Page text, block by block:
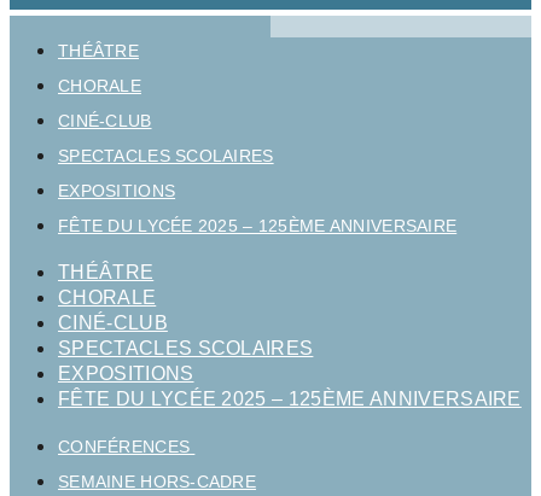
THÉÂTRE
CHORALE
CINÉ-CLUB
SPECTACLES SCOLAIRES
EXPOSITIONS
FÊTE DU LYCÉE 2025 – 125ÈME ANNIVERSAIRE
THÉÂTRE
CHORALE
CINÉ-CLUB
SPECTACLES SCOLAIRES
EXPOSITIONS
FÊTE DU LYCÉE 2025 – 125ÈME ANNIVERSAIRE
CONFÉRENCES
SEMAINE HORS-CADRE